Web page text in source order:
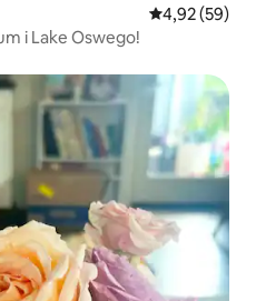
4,92 av 5 i
4,92 (59)
i Lake Oswego!